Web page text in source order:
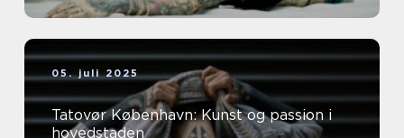
05. juli 2025
Tatovør København: Kunst og passion i
hovedstaden